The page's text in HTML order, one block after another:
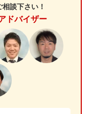
談下さい！
ドバイザー